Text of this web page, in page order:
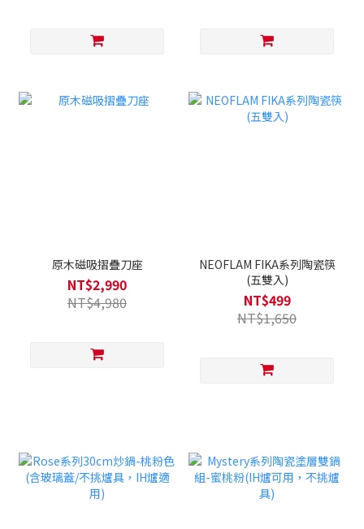
原木磁吸摺疊刀座
NT$2,990
NT$4,980
NEOFLAM FIKA系列陶瓷筷
(五雙入)
NT$499
NT$1,650